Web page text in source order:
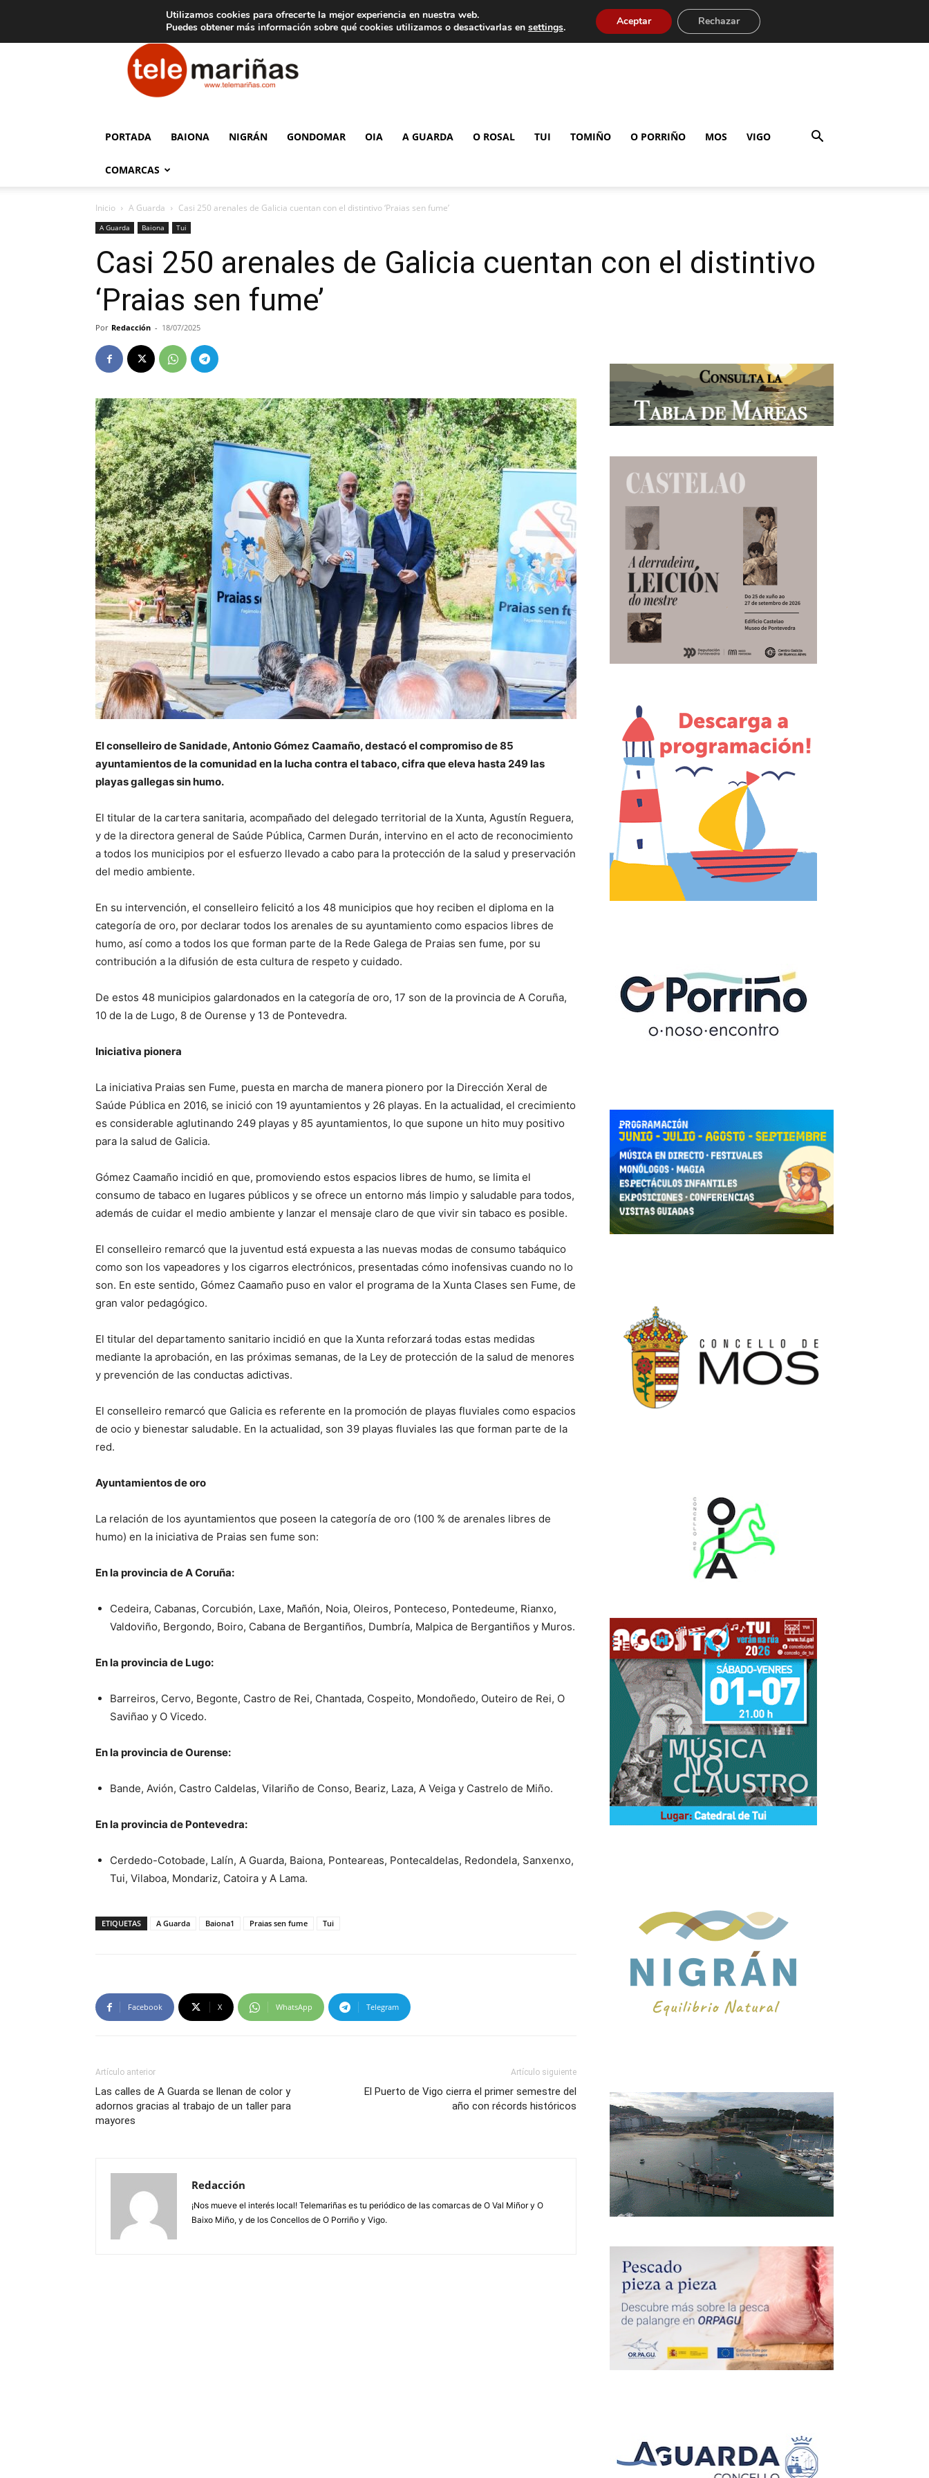
Aviso legal Tarifas de publicidad
Telemariñas
PORTADA BAIONA NIGRÁN GONDOMAR OIA A GUARDA O ROSAL TUI TOMIÑO O PORRIÑO MOS VIGO
COMARCAS
Inicio A Guarda Casi 250 arenales de Galicia cuentan con el distintivo ‘Praias sen fume’
A Guarda Baiona Tui
Casi 250 arenales de Galicia cuentan con el distintivo
‘Praias sen fume’
Por Redacción - 18/07/2025
El conselleiro de Sanidade, Antonio Gómez Caamaño, destacó el compromiso de 85
ayuntamientos de la comunidad en la lucha contra el tabaco, cifra que eleva hasta 249 las
playas gallegas sin humo.
El titular de la cartera sanitaria, acompañado del delegado territorial de la Xunta, Agustín Reguera,
y de la directora general de Saúde Pública, Carmen Durán, intervino en el acto de reconocimiento
a todos los municipios por el esfuerzo llevado a cabo para la protección de la salud y preservación
del medio ambiente.
En su intervención, el conselleiro felicitó a los 48 municipios que hoy reciben el diploma en la
categoría de oro, por declarar todos los arenales de su ayuntamiento como espacios libres de
humo, así como a todos los que forman parte de la Rede Galega de Praias sen fume, por su
contribución a la difusión de esta cultura de respeto y cuidado.
De estos 48 municipios galardonados en la categoría de oro, 17 son de la provincia de A Coruña,
10 de la de Lugo, 8 de Ourense y 13 de Pontevedra.
Iniciativa pionera
La iniciativa Praias sen Fume, puesta en marcha de manera pionero por la Dirección Xeral de
Saúde Pública en 2016, se inició con 19 ayuntamientos y 26 playas. En la actualidad, el crecimiento
es considerable aglutinando 249 playas y 85 ayuntamientos, lo que supone un hito muy positivo
para la salud de Galicia.
Gómez Caamaño incidió en que, promoviendo estos espacios libres de humo, se limita el
consumo de tabaco en lugares públicos y se ofrece un entorno más limpio y saludable para todos,
además de cuidar el medio ambiente y lanzar el mensaje claro de que vivir sin tabaco es posible.
El conselleiro remarcó que la juventud está expuesta a las nuevas modas de consumo tabáquico
como son los vapeadores y los cigarros electrónicos, presentadas cómo inofensivas cuando no lo
son. En este sentido, Gómez Caamaño puso en valor el programa de la Xunta Clases sen Fume, de
gran valor pedagógico.
El titular del departamento sanitario incidió en que la Xunta reforzará todas estas medidas
mediante la aprobación, en las próximas semanas, de la Ley de protección de la salud de menores
y prevención de las conductas adictivas.
El conselleiro remarcó que Galicia es referente en la promoción de playas fluviales como espacios
de ocio y bienestar saludable. En la actualidad, son 39 playas fluviales las que forman parte de la
red.
Ayuntamientos de oro
La relación de los ayuntamientos que poseen la categoría de oro (100 % de arenales libres de
humo) en la iniciativa de Praias sen fume son:
En la provincia de A Coruña:
Cedeira, Cabanas, Corcubión, Laxe, Mañón, Noia, Oleiros, Ponteceso, Pontedeume, Rianxo,
Valdoviño, Bergondo, Boiro, Cabana de Bergantiños, Dumbría, Malpica de Bergantiños y Muros.
En la provincia de Lugo:
Barreiros, Cervo, Begonte, Castro de Rei, Chantada, Cospeito, Mondoñedo, Outeiro de Rei, O
Saviñao y O Vicedo.
En la provincia de Ourense:
Bande, Avión, Castro Caldelas, Vilariño de Conso, Beariz, Laza, A Veiga y Castrelo de Miño.
En la provincia de Pontevedra:
Cerdedo-Cotobade, Lalín, A Guarda, Baiona, Ponteareas, Pontecaldelas, Redondela, Sanxenxo,
Tui, Vilaboa, Mondariz, Catoira y A Lama.
ETIQUETAS A Guarda Baiona1 Praias sen fume Tui
Facebook X WhatsApp Telegram
Artículo anterior
Las calles de A Guarda se llenan de color y
adornos gracias al trabajo de un taller para
mayores
Artículo siguiente
El Puerto de Vigo cierra el primer semestre del
año con récords históricos
Redacción
¡Nos mueve el interés local! Telemariñas es tu periódico de las comarcas de O Val Miñor y O
Baixo Miño, y de los Concellos de O Porriño y Vigo.
Utilizamos cookies para ofrecerte la mejor experiencia en nuestra web.
Puedes obtener más información sobre qué cookies utilizamos o desactivarlas en settings. Aceptar Rechazar